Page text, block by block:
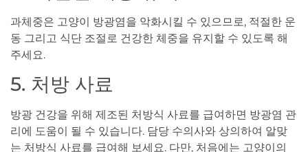
과체중은 고양이 방광염을 악화시킬 수 있으므로, 적절한 운
동 그리고 식단 조절로 건강한 체중을 유지할 수 있도록 해
주세요.
5. 처방 사료
방광 건강을 위해 제조된 처방식 사료를 급여하면 방광염 관
리에 도움이 될 수 있습니다. 담당 수의사와 상의하여 알맞
는 처방식 사료를 급여해 보세요. 다만, 처음에는 고양이의